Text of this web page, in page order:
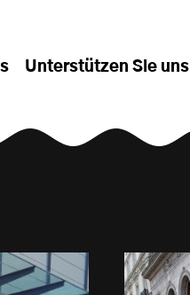
Unterstützen Sie uns